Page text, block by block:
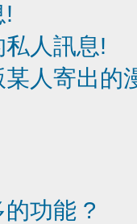
!
人訊息!
人寄出的
功能 ?